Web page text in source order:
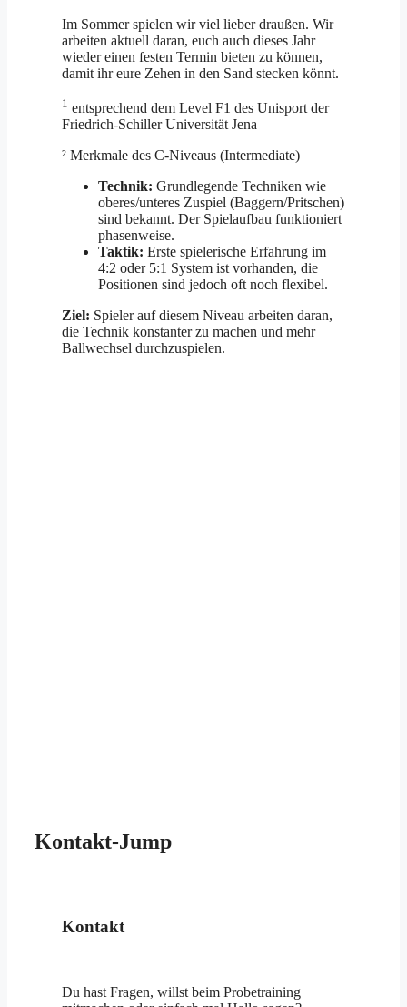
Im Sommer spielen wir viel lieber draußen. Wir
arbeiten aktuell daran, euch auch dieses Jahr
wieder einen festen Termin bieten zu können,
damit ihr eure Zehen in den Sand stecken könnt.
1 entsprechend dem Level F1 des Unisport der
Friedrich-Schiller Universität Jena
² Merkmale des C-Niveaus (Intermediate)
Technik: Grundlegende Techniken wie
oberes/unteres Zuspiel (Baggern/Pritschen)
sind bekannt. Der Spielaufbau funktioniert
phasenweise.
Taktik: Erste spielerische Erfahrung im
4:2 oder 5:1 System ist vorhanden, die
Positionen sind jedoch oft noch flexibel.
Ziel: Spieler auf diesem Niveau arbeiten daran,
die Technik konstanter zu machen und mehr
Ballwechsel durchzuspielen.
Kontakt-Jump
Kontakt
Du hast Fragen, willst beim Probetraining